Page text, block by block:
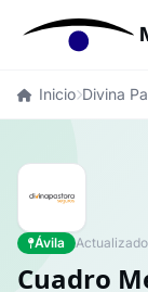
Inicio Divina
Ávila
Cuadro